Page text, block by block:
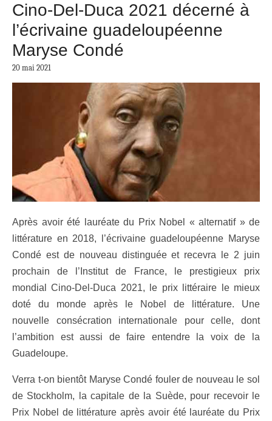
Cino-Del-Duca 2021 décerné à
l’écrivaine guadeloupéenne
Maryse Condé
20 mai 2021
Après avoir été lauréate du Prix Nobel « alternatif » de
littérature en 2018, l’écrivaine guadeloupéenne Maryse
Condé est de nouveau distinguée et recevra le 2 juin
prochain de l’Institut de France, le prestigieux prix
mondial Cino-Del-Duca 2021, le prix littéraire le mieux
doté du monde après le Nobel de littérature. Une
nouvelle consécration internationale pour celle, dont
l’ambition est aussi de faire entendre la voix de la
Guadeloupe.
Verra t-on bientôt Maryse Condé fouler de nouveau le sol
de Stockholm, la capitale de la Suède, pour recevoir le
Prix Nobel de littérature après avoir été lauréate du Prix